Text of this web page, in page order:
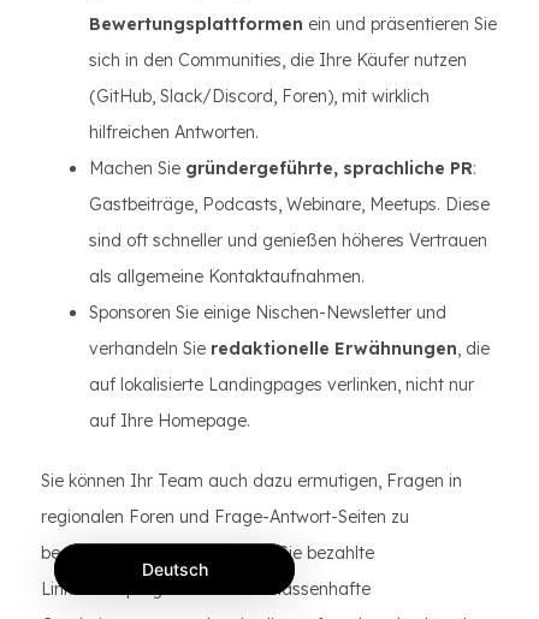
Bewertungsplattformen ein und präsentieren Sie
sich in den Communities, die Ihre Käufer nutzen
(GitHub, Slack/Discord, Foren), mit wirklich
hilfreichen Antworten.
Machen Sie gründergeführte, sprachliche PR:
Gastbeiträge, Podcasts, Webinare, Meetups. Diese
sind oft schneller und genießen höheres Vertrauen
als allgemeine Kontaktaufnahmen.
Sponsoren Sie einige Nischen-Newsletter und
verhandeln Sie redaktionelle Erwähnungen, die
auf lokalisierte Landingpages verlinken, nicht nur
auf Ihre Homepage.
Sie können Ihr Team auch dazu ermutigen, Fragen in
regionalen Foren und Frage-Antwort-Seiten zu
beantworten, aber vermeiden Sie bezahlte
Linktauschprogramme oder massenhafte
Deutsch